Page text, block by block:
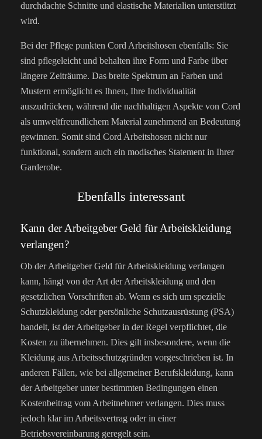
durchdachte Schnitte und elastische Materialien unterstützt
wird.
Bei der Pflege punkten Cord Arbeitshosen ebenfalls: Sie
sind pflegeleicht und behalten ihre Form und Farbe über
längere Zeiträume. Das breite Spektrum an Farben und
Mustern ermöglicht es Ihnen, Ihre Individualität
auszudrücken, während die nachhaltigen Aspekte von Cord
als umweltfreundlichem Material zunehmend an Bedeutung
gewinnen. Somit sind Cord Arbeitshosen nicht nur
funktional, sondern auch ein modisches Statement in Ihrer
Garderobe.
Ebenfalls interessant
Kann der Arbeitgeber Geld für Arbeitskleidung
verlangen?
Ob der Arbeitgeber Geld für Arbeitskleidung verlangen
kann, hängt von der Art der Arbeitskleidung und den
gesetzlichen Vorschriften ab. Wenn es sich um spezielle
Schutzkleidung oder persönliche Schutzausrüstung (PSA)
handelt, ist der Arbeitgeber in der Regel verpflichtet, die
Kosten zu übernehmen. Dies gilt insbesondere, wenn die
Kleidung aus Arbeitsschutzgründen vorgeschrieben ist. In
anderen Fällen, wie bei allgemeiner Berufskleidung, kann
der Arbeitgeber unter bestimmten Bedingungen einen
Kostenbeitrag vom Arbeitnehmer verlangen. Dies muss
jedoch klar im Arbeitsvertrag oder in einer
Betriebsvereinbarung geregelt sein.